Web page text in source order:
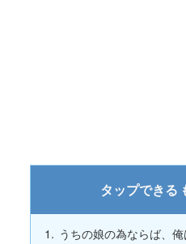
うちの娘の為ならば、